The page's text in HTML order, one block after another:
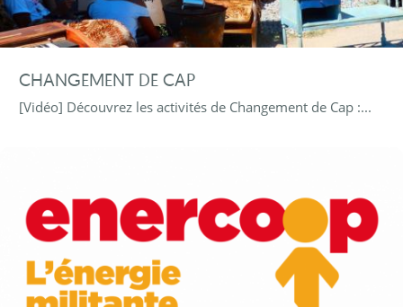
CHANGEMENT DE CAP
[Vidéo] Découvrez les activités de Changement de Cap :...